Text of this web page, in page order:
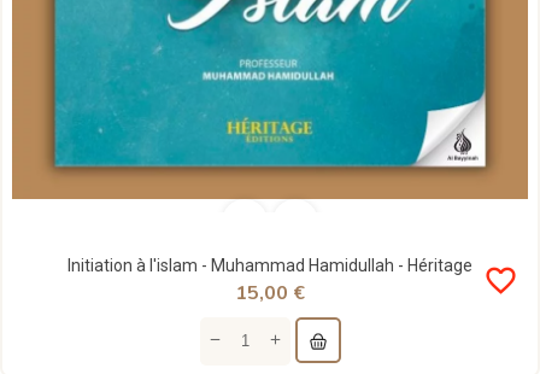
Initiation à l'islam - Muhammad Hamidullah - Héritage favorite_border
15,00 €